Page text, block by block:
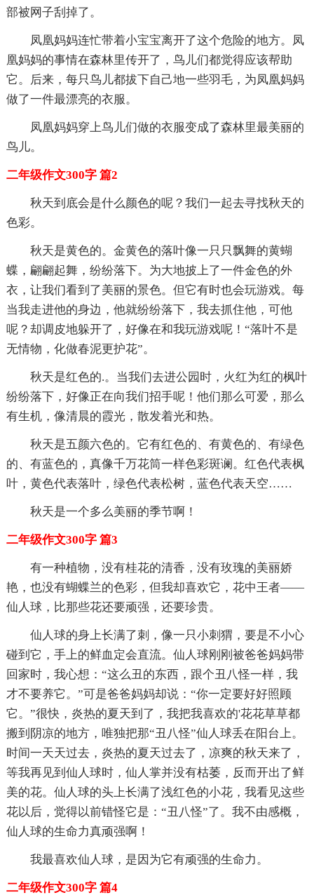
部被网子刮掉了。
凤凰妈妈连忙带着小宝宝离开了这个危险的地方。凤
凰妈妈的事情在森林里传开了，鸟儿们都觉得应该帮助
它。后来，每只鸟儿都拔下自己地一些羽毛，为凤凰妈妈
做了一件最漂亮的衣服。
凤凰妈妈穿上鸟儿们做的衣服变成了森林里最美丽的
鸟儿。
二年级作文300字 篇2
秋天到底会是什么颜色的呢？我们一起去寻找秋天的
色彩。
秋天是黄色的。金黄色的落叶像一只只飘舞的黄蝴
蝶，翩翩起舞，纷纷落下。为大地披上了一件金色的外
衣，让我们看到了美丽的景色。但它有时也会玩游戏。每
当我走进他的身边，他就纷纷落下，我去抓住他，可他
呢？却调皮地躲开了，好像在和我玩游戏呢！“落叶不是
无情物，化做春泥更护花”。
秋天是红色的.。当我们去进公园时，火红为红的枫叶
纷纷落下，好像正在向我们招手呢！他们那么可爱，那么
有生机，像清晨的霞光，散发着光和热。
秋天是五颜六色的。它有红色的、有黄色的、有绿色
的、有蓝色的，真像千万花筒一样色彩斑谰。红色代表枫
叶，黄色代表落叶，绿色代表松树，蓝色代表天空……
秋天是一个多么美丽的季节啊！
二年级作文300字 篇3
有一种植物，没有桂花的清香，没有玫瑰的美丽娇
艳，也没有蝴蝶兰的色彩，但我却喜欢它，花中王者——
仙人球，比那些花还要顽强，还要珍贵。
仙人球的身上长满了刺，像一只小刺猬，要是不小心
碰到它，手上的鲜血定会直流。仙人球刚刚被爸爸妈妈带
回家时，我心想：“这么丑的东西，跟个丑八怪一样，我
才不要养它。”可是爸爸妈妈却说：“你一定要好好照顾
它。”很快，炎热的夏天到了，我把我喜欢的'花花草草都
搬到阴凉的地方，唯独把那“丑八怪”仙人球丢在阳台上。
时间一天天过去，炎热的夏天过去了，凉爽的秋天来了，
等我再见到仙人球时，仙人掌并没有枯萎，反而开出了鲜
美的花。仙人球的头上长满了浅红色的小花，我看见这些
花以后，觉得以前错怪它是：“丑八怪”了。我不由感概，
仙人球的生命力真顽强啊！
我最喜欢仙人球，是因为它有顽强的生命力。
二年级作文300字 篇4